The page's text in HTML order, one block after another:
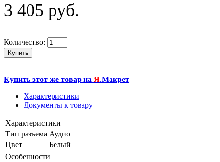
3 405 руб.
Количество:
Купить
Купить этот же товар на Я.Макрет
Характеристики
Документы к товару
Характеристики
Тип разъема Аудио
Цвет
Белый
Особенности